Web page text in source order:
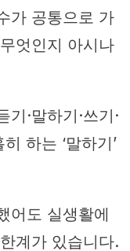
가 공통으로 가
엇인지 아시나
·말하기·쓰기·
하는 ‘말하기’
어도 실생활에
계가 있습니다.